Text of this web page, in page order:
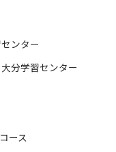
ンター
大分学習センター
ース